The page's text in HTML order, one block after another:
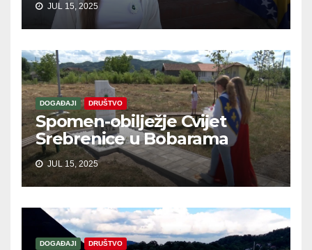
JUL 15, 2025
DOGAĐAJI DRUŠTVO
Spomen-obilježje Cvijet
Srebrenice u Bobarama
JUL 15, 2025
DOGAĐAJI DRUŠTVO